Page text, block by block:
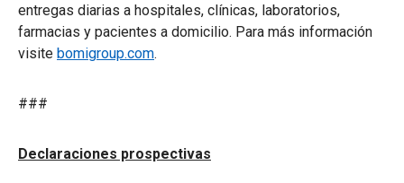
entregas diarias a hospitales, clínicas, laboratorios,
farmacias y pacientes a domicilio. Para más información
visite bomigroup.com.
###
Declaraciones prospectivas